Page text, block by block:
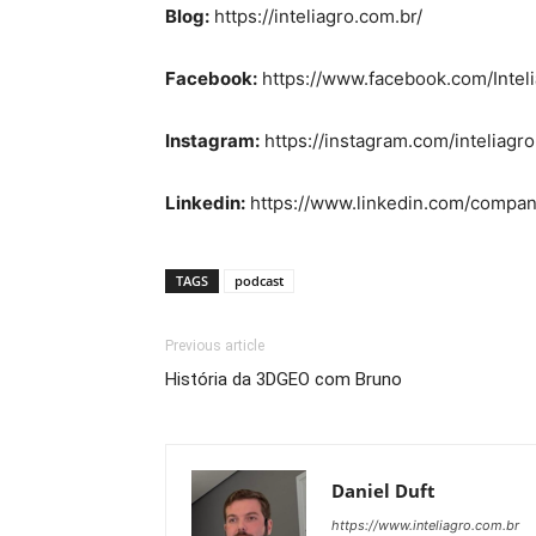
Blog: https://inteliagro.com.br/
Facebook: https://www.facebook.com/
Instagram: https://instagram.com/inteliagro
Linkedin: https://www.linkedin.com/
TAGS podcast
Previous article
História da 3DGEO com Bruno
Daniel Duft
https://www.inteliagro.com.br